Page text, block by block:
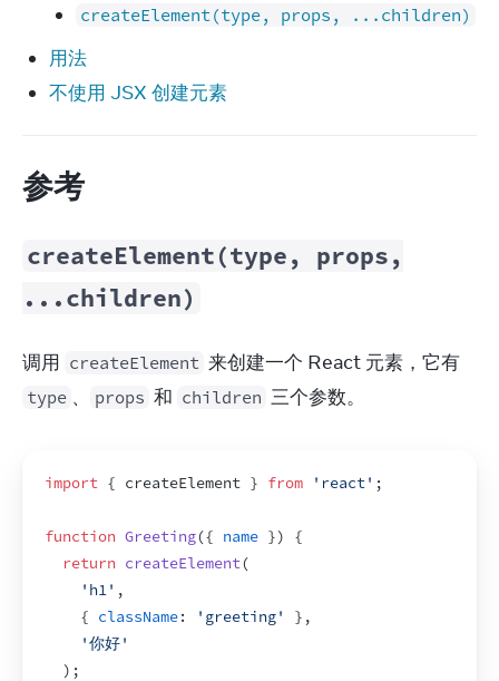
createElement(type, props, ...children)
用法
不使用 JSX 创建元素
参考
createElement(type, props,
...children)
调用 createElement
type 、 props 和 children 三个参数。
import { createElement } from 'react' ;
function Greeting({ name })
{
return createElement(
'h1' ,
{ className: 'greeting' } ,
'你好'
) ;